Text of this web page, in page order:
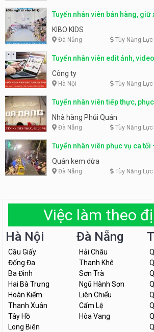
Tuyển nhân viên bán hàng, giữ
KIBO KIDS
Đà Nẵng Tùy Năng Lực
Tuyển nhân viên edit ảnh,
Công ty
Hà Nội Tùy Năng Lực
Tuyển nhân viên tiếp thực,
Nhà hàng Phủi Quán
Đà Nẵng Tùy Năng Lực
Tuyển nhân viên phục vụ ca
Quán kem dừa
Đà Nẵng Tùy Năng Lực
Việc làm theo
Hà Nội
Cầu Giấy
Đống Đa
Ba Đình
Hai Bà Trưng
Hoàn Kiếm
Thanh Xuân
Tây Hồ
Long Biên
Đà Nẵng
Hải Châu
Thanh Khê
Sơn Trà
Ngũ Hành Sơn
Liên Chiểu
Cẩm Lệ
Hòa Vang